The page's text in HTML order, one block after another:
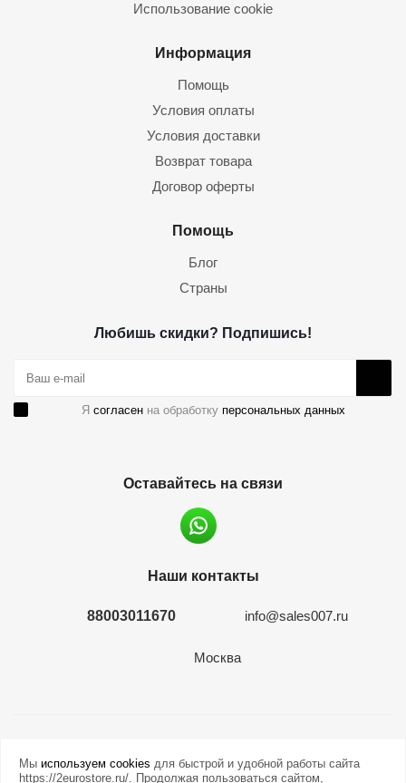
Использование cookie
Информация
Помощь
Условия оплаты
Условия доставки
Возврат товара
Договор оферты
Помощь
Блог
Страны
Любишь скидки? Подпишись!
Я согласен на обработку персональных данных
Оставайтесь на связи
Наши контакты
88003011670 info@sales007.ru
Москва
Мы используем cookies для быстрой и удобной работы сайта
https://2eurostore.ru/. Продолжая пользоваться сайтом,